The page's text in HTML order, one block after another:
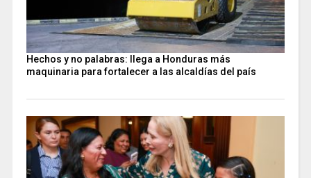
Hechos y no palabras: llega a Honduras más
maquinaria para fortalecer a las alcaldías del país